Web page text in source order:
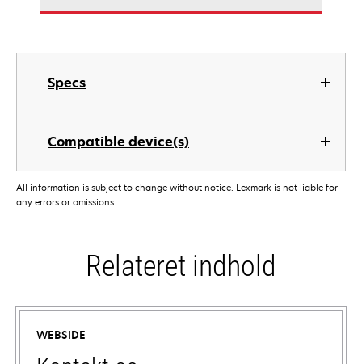
Specs
Compatible device(s)
All information is subject to change without notice. Lexmark is not liable for
any errors or omissions.
Relateret indhold
WEBSIDE